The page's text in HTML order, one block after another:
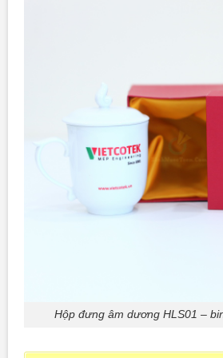
Hộp đưng âm dương HLS01 –